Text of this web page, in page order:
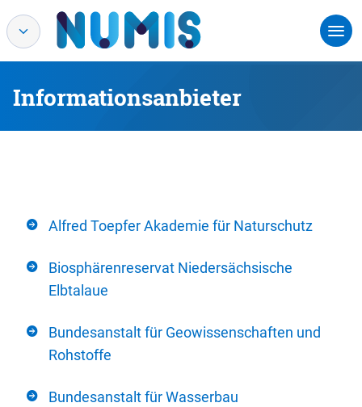
Informationsanbieter
Alfred Toepfer Akademie für Naturschutz
Biosphärenreservat Niedersächsische
Elbtalaue
Bundesanstalt für Geowissenschaften und
Rohstoffe
Bundesanstalt für Wasserbau